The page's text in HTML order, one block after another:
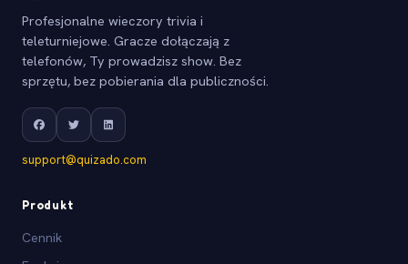
Profesjonalne wieczory trivia i
teleturniejowe. Gracze dołączają z
telefonów, Ty prowadzisz show. Bez
sprzętu, bez pobierania dla publiczności.
support@quizado.com
Produkt
Cennik